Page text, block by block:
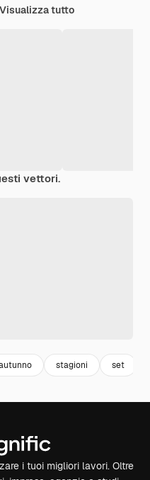
Visualizza tutto
vettori.
stagioni set
i tuoi migliori lavori. Oltre